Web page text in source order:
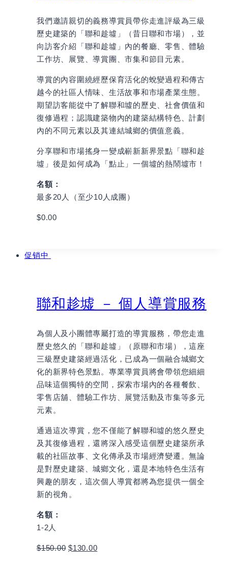
我們邀請親切的義務導賞員帶你走進評級為三級
歷史建築的「聯和趁墟」（昔日聯和市場），並
向訪客介紹「聯和趁墟」內的餐廳、零售、體驗
工作坊、展覽、導賞團、市集和節目元素。
導賞的內容圍繞經歷保育活化的蛻變過程和傳古
越今的社區人情味、生活故事和市場產業生態。
期望訪客能從中了解聯和墟的歷史、社會價值和
復修過程；認識建築物內的建築結構特色、計劃
內的不同元素以及其連結城鄉的價值意義。
分享聯和市場搖身一變成嶄新新界景點「聯和趁
墟」後是如何成為「點止」一個墟的熱鬧墟市！
名額：
最多20人（至少10人成團）
$0.00
促销中
聯和趁墟 － 個人導賞服務
為個人及小團體專屬打造的導賞服務，帶您走進
歷史悠久的「聯和趁墟」（原聯和市場），這座
三級歷史建築經過活化，已成為一個融合城鄉文
化的新界特色景點。專業導賞員將會帶領您細細
品味這個獨特的空間，探索市場內的各種餐飲、
零售店舖、體驗工作坊、展覽活動及市集等多元
元素。
通過這次導賞，您不僅能了解聯和墟的悠久歷史
及其復修過程，還將深入感受這個歷史建築所承
載的社區故事、文化傳承及市場經濟變遷。無論
是對歷史建築、城鄉文化，還是本地特色生活有
興趣的朋友，這次個人導賞都將為您提供一個全
新的視角。
名額：
1-2人
$150.00 $130.00